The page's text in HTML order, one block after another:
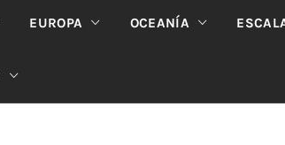
EUROPA OCEANÍA